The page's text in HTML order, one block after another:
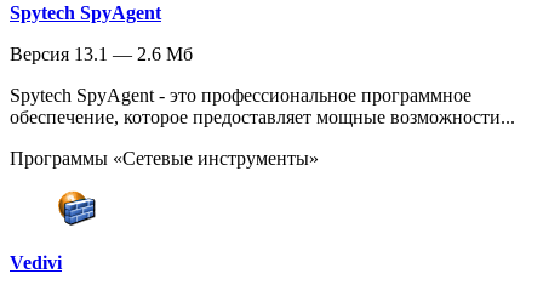
Spytech SpyAgent
Версия 13.1 — 2.6 Мб
Spytech SpyAgent - это профессиональное программное
обеспечение, которое предоставляет мощные возможности...
Программы «Сетевые инструменты»
Vedivi